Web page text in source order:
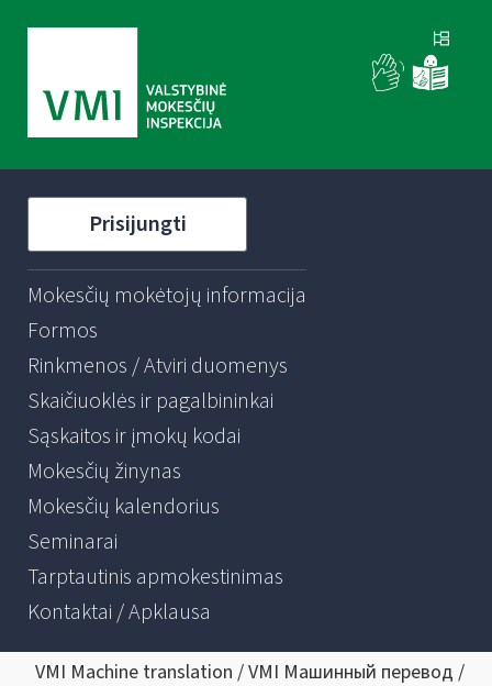
Prisijungti
Mokesčių mokėtojų informacija
Formos
Rinkmenos / Atviri duomenys
Skaičiuoklės ir pagalbininkai
Sąskaitos ir įmokų kodai
Mokesčių žinynas
Mokesčių kalendorius
Seminarai
Tarptautinis apmokestinimas
Kontaktai / Apklausa
VMI Machine translation / VMI Машинный перевод /